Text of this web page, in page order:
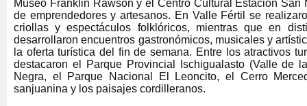
Museo Franklin Rawson y el Centro Cultural Estación San
de emprendedores y artesanos. En Valle Fértil se
criollas y espectáculos folklóricos, mientras que en
desarrollaron encuentros gastronómicos, musicales y
la oferta turística del fin de semana. Entre los atractivos
destacaron el Parque Provincial Ischigualasto (Valle de
Negra, el Parque Nacional El Leoncito, el Cerro
sanjuanina y los paisajes cordilleranos.